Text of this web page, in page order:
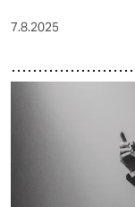
7.8.2025